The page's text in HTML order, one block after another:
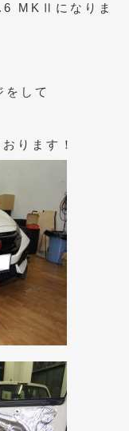
MKⅡになりま
して
ります！